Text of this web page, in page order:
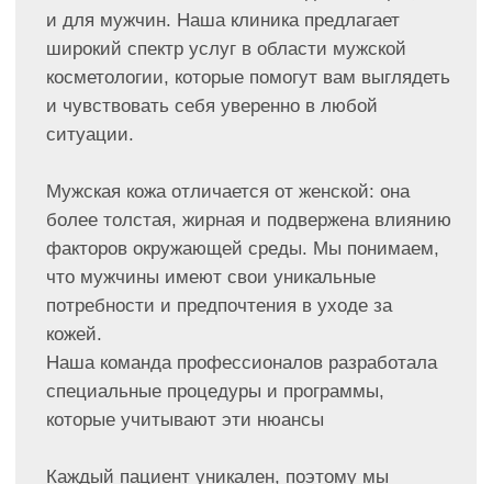
что мужчины имеют свои уникальные
потребности и предпочтения в уходе за
кожей.
Наша команда профессионалов разработала
специальные процедуры и программы,
которые учитывают эти нюансы
на которых наши специалисты помогут
определить наиболее подходящие процедуры
с учетом ваших потребностей и пожеланий.
Мы создаем персонализированные
программы ухода, которые помогут вам
достичь желаемых результатов.